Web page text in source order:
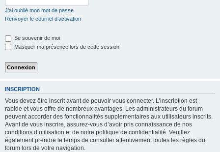
J’ai oublié mon mot de passe
Renvoyer le courriel d’activation
Se souvenir de moi
Masquer ma présence lors de cette session
INSCRIPTION
Vous devez être inscrit avant de pouvoir vous connecter. L’inscription est
rapide et vous offre de nombreux avantages. Les administrateurs du forum
peuvent accorder des fonctionnalités supplémentaires aux utilisateurs inscrits.
Avant de vous inscrire, assurez-vous d’avoir pris connaissance de nos
conditions d’utilisation et de notre politique de confidentialité. Veuillez
également prendre le temps de consulter attentivement toutes les règles du
forum lors de votre navigation.